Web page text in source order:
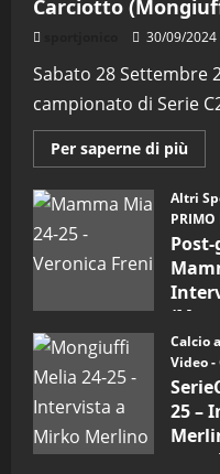
Carciotto
30/09/2024
Sabato 28 Settembre
campionato di Serie
Per saperne di più
gara
–
Mia
(4-
6)
–
a
Altri
PRIMO
30/
Calcio
Video -
25 –